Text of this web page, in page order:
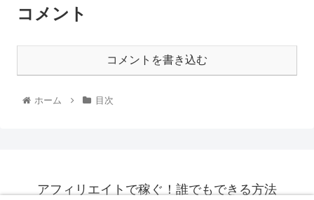
コメント
コメントを書き込む
ホーム 目次
アフィリエイトで稼ぐ！誰でもできる方法